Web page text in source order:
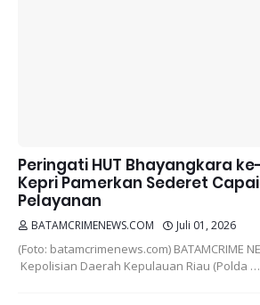
Peringati HUT Bhayangkara
Kepri Pamerkan Sederet
Pelayanan
BATAMCRIMENEWS.COM Juli 01, 2026
(Foto: batamcrimenews.com) BATAMCRIME
Kepolisian Daerah Kepulauan Riau (Polda …